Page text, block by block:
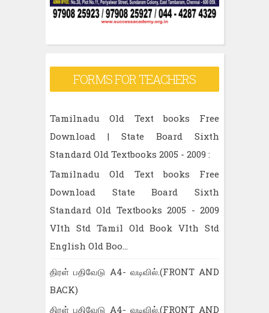
FORMS FOR TEACHERS
Tamilnadu Old Text books Free
Download | State Board Sixth
Standard Old Textbooks 2005 - 2009 :
Tamilnadu Old Text books Free
Download State Board Sixth
Standard Old Textbooks 2005 - 2009
VIth Std Tamil Old Book VIth Std
English Old Boo...
திரள் பதிவேடு A4- வடிவில்.(FRONT AND
BACK)
திரள் பதிவேடு A4- வடிவில்.(FRONT AND